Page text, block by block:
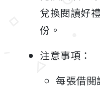
兌換閱讀好
份。
注意事項：
每張借閱